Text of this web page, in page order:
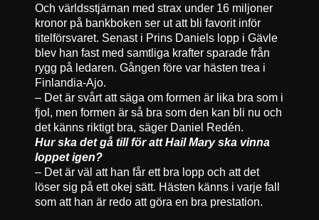
Och världsstjärnan med strax under 16 miljoner
kronor på bankboken ser ut att bli favorit inför
titelförsvaret. Senast i Prins Daniels lopp i Gävle
blev han fast med samtliga krafter sparade från
rygg på ledaren. Gången före var hästen trea i
Finlandia-Ajo.
– Det är svårt att säga om formen är lika bra som i
fjol, men formen är så bra som den kan bli nu och
det känns riktigt bra, säger Daniel Redén.
Hur ska det gå till för att Hail Mary ska vinna
loppet igen?
– Det är väl att han får ett bra lopp och att det
löser sig på ett okej sätt. Hästen känns i varje fall
som att han är redo att göra en bra prestation.